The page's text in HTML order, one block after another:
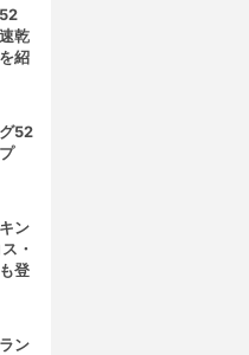
乾
紹
52
ン
・
登
ン